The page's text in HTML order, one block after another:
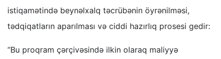
istiqamətində beynəlxalq təcrübənin öyrənilməsi,
tədqiqatların aparılması və ciddi hazırlıq prosesi gedir:
“Bu proqram çərçivəsində ilkin olaraq maliyyə